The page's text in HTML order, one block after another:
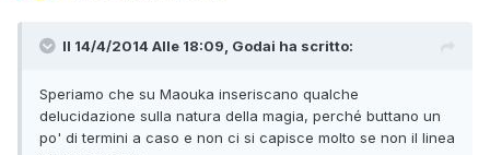
Il 14/4/2014 Alle 18:09, Godai ha scritto:
Speriamo che su Maouka inseriscano qualche
delucidazione sulla natura della magia, perché buttano un
po' di termini a caso e non ci si capisce molto se non il linea